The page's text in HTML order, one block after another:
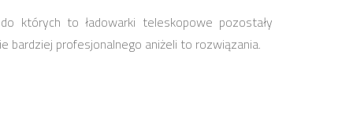
których to ładowarki teleskopowe pozostały
bardziej profesjonalnego aniżeli to rozwiązania.